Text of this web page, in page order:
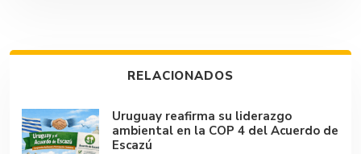
ok p
p
s n tir
RELACIONADOS
Uruguay reafirma su liderazgo
ambiental en la COP 4 del Acuerdo de
Escazú